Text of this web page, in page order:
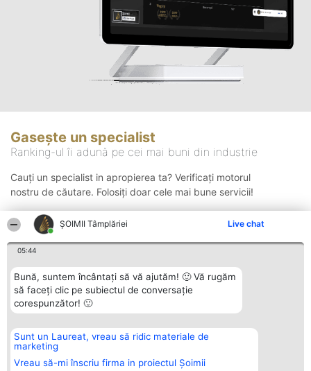
ȘOIMII Tâmplăriei Live chat
05:44
Bună, suntem încântați să vă ajutăm! 🙂 Vă rugăm
să faceți clic pe subiectul de conversație
corespunzător! 🙂
Sunt un Laureat, vreau să ridic materiale de
marketing
Vreau să-mi înscriu firma in proiectul Șoimii
Gasește un specialist
Ranking-ul îi adună pe cei mai buni din industrie
Cauți un specialist in apropierea ta? Verificați motorul
nostru de căutare. Folosiți doar cele mai bune servicii!
Organizator Ranking
BRIGHT SOLUTIONS BR SRL
Aleea Timisul De Sus 2 Bl. A30
Sc. A Et. 4 Ap. 13 Cod 061952
Plebiscyt
Lista Tuturor
Laureaților
Contact